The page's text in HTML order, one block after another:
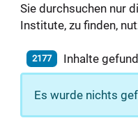
Sie durchsuchen nur
Institute, zu finden,
2177 Inhalte
Es wurde nichts